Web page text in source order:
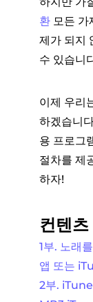
환모든 가
제가 되지
수 있습니
이제 우리
하겠습니
용 프로그
절차를 제
하자!
컨텐
1부. 노래
앱 또는
2부.